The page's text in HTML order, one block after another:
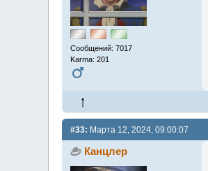
Сообщений: 7017
Karma: 201
#33: Марта 12, 2024, 09:00:07
Канцлер